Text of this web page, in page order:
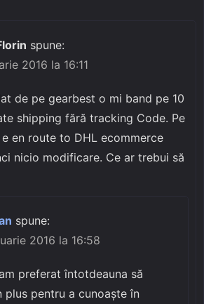
spune:
2016 la 16:11
de pe gearbest o mi band pe 10
shipping fără tracking Code. Pe
en route to DHL ecommerce
nicio modificare. Ce ar trebui să
spune:
2016 la 16:58
preferat întotdeauna să
pentru a cunoaște în